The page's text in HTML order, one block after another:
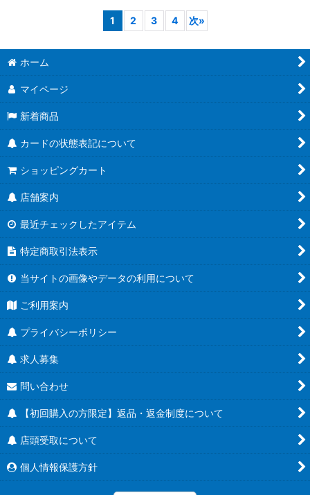
1 2 3 4 次»
ホーム
マイページ
新着商品
カードの状態表記について
ショッピングカート
店舗案内
最近チェックしたアイテム
特定商取引法表示
当サイトの画像やデータの利用について
ご利用案内
プライバシーポリシー
求人募集
問い合わせ
【初回購入の方限定】返品・返金制度について
店頭受取について
個人情報保護方針